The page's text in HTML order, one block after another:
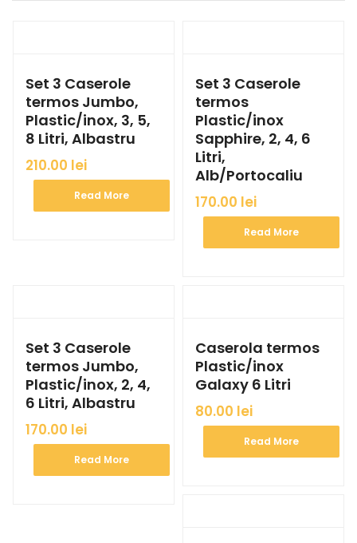
Set 3 Caserole
termos Jumbo,
Plastic/inox, 3, 5,
8 Litri, Albastru
210.00 lei
Read More
Set 3 Caserole
termos
Plastic/inox
Sapphire, 2, 4, 6
Litri,
Alb/Portocaliu
170.00 lei
Read More
Set 3 Caserole
termos Jumbo,
Plastic/inox, 2, 4,
6 Litri, Albastru
170.00 lei
Read More
Caserola termos
Plastic/inox
Galaxy 6 Litri
80.00 lei
Read More